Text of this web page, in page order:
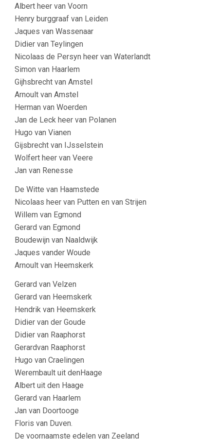
Albert heer van Voorn
Henry burggraaf van Leiden
Jaques van Wassenaar
Didier van Teylingen
Nicolaas de Persyn heer van Waterlandt
Simon van Haarlem
Gijhsbrecht van Amstel
Arnoult van Amstel
Herman van Woerden
Jan de Leck heer van Polanen
Hugo van Vianen
Gijsbrecht van IJsselstein
Wolfert heer van Veere
Jan van Renesse
De Witte van Haamstede
Nicolaas heer van Putten en van Strijen
Willem van Egmond
Gerard van Egmond
Boudewijn van Naaldwijk
Jaques vander Woude
Arnoult van Heemskerk
Gerard van Velzen
Gerard van Heemskerk
Hendrik van Heemskerk
Didier van der Goude
Didier van Raaphorst
Gerardvan Raaphorst
Hugo van Craelingen
Werembault uit denHaage
Albert uit den Haage
Gerard van Haarlem
Jan van Doortooge
Floris van Duven.
De voornaamste edelen van Zeeland